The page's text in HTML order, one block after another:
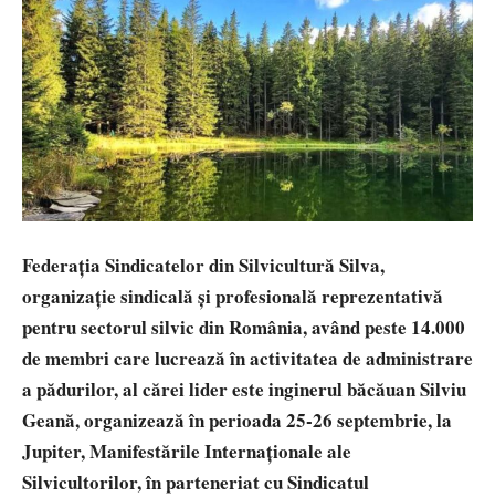
Federația Sindicatelor din Silvicultură Silva,
organizație sindicală și profesională reprezentativă
pentru sectorul silvic din România, având peste 14.000
de membri care lucrează în activitatea de administrare
a pădurilor, al cărei lider este inginerul băcăuan Silviu
Geană, organizează în perioada 25-26 septembrie, la
Jupiter, Manifestările Internaționale ale
Silvicultorilor, în parteneriat cu Sindicatul